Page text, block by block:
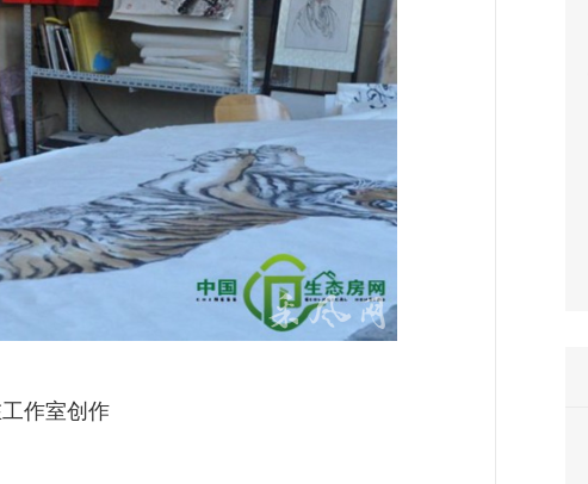
作室创作